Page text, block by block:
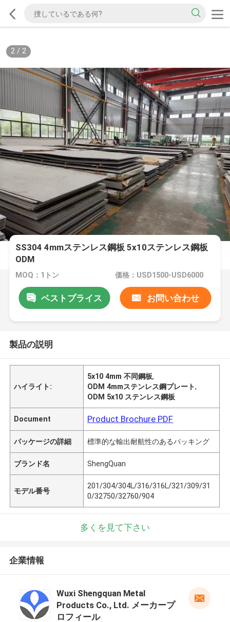
2/ 2
SS304 4mmステンレス鋼板 5x10ステンレス鋼板
ODM
MOQ：1トン 価格：USD1500-USD6000
ベストプライス お問い合わせ
製品の説明
ハイライト:
5x10 4mm 不同鋼板,
ODM 4mmステンレス鋼プレート,
ODM 5x10 ステンレス鋼板
Document Product Brochure PDF
パッケージの詳細 標準的な輸出耐航性のあるパッキング
ブランド名 ShengQuan
モデル番号
201/304/304L/316/316L/321/309/31
0/32750/32760/904
多くを見て下さい
企業情報
Wuxi Shengquan Metal
Products Co., Ltd. メーカープ
ロフィール